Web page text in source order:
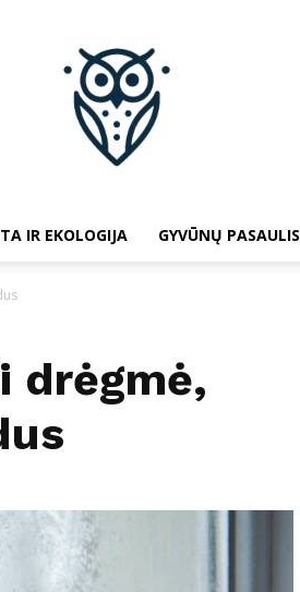
IR EKOLOGIJA GYVŪNŲ PASAULIS
drėgmė,